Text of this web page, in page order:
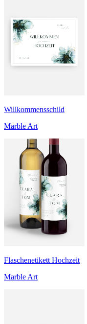
Willkommensschild
Marble Art
Flaschenetikett Hochzeit
Marble Art